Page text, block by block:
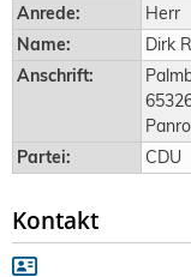
Anrede:
Herr
Name:
Dirk
Anschrift:
Partei:
CDU
Kontakt